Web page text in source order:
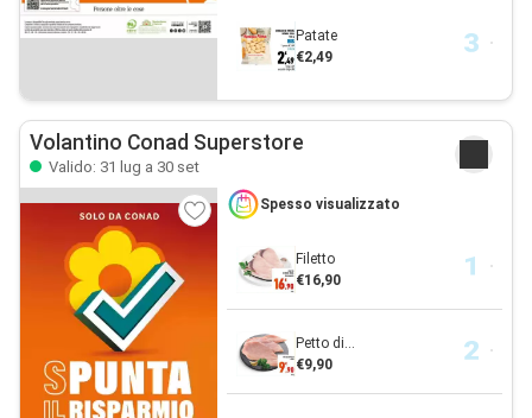
Patate
€2,49
Volantino Conad Superstore
Valido: 31 lug a 30 set
Spesso visualizzato
Filetto
€16,90
Petto di...
€9,90